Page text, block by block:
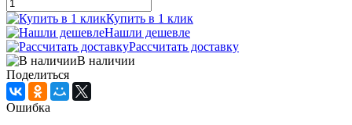
Купить в 1 клик
Нашли дешевле
Рассчитать доставку
В наличии
Поделиться
Ошибка